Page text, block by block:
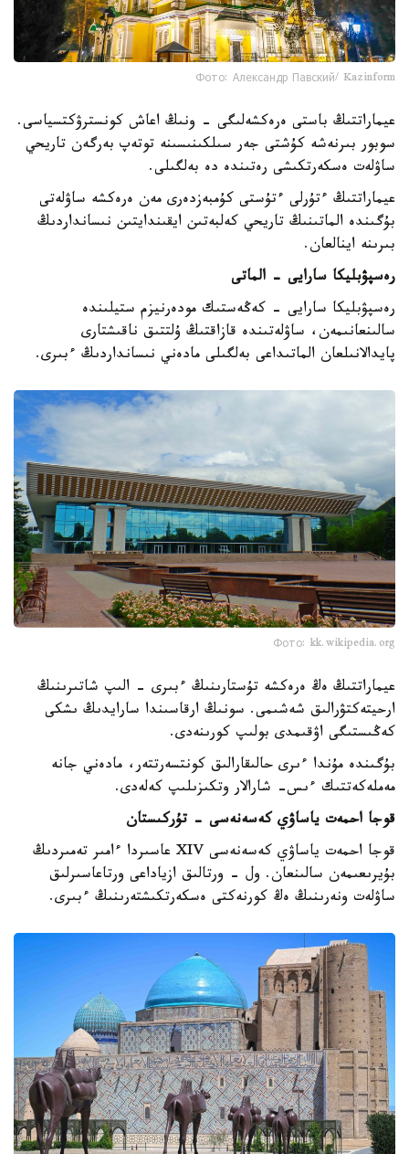
Фото: Александр Павский/ Kazinform
عيماراتتىڭ باستى ەرەكشەلىگى - ونىڭ اعاش كونسترۋكتسياسى.
سوبور بىرنەشە كۇشتى جەر سىلكىنىسىنە توتەپ بەرگەن تاريحي
ساۋلەت ەسكەرتكىشى رەتىندە دە بەلگىلى.
عيماراتتىڭ ءتۇرلى ءتۇستى كۇمبەزدەرى مەن ەرەكشە ساۋلەتى
بۇگىندە الماتىنىڭ تاريحي كەلبەتىن ايقىندايتىن نىسانداردىڭ
بىرىنە اينالعان.
رەسپۋبليكا سارايى - الماتى
رەسپۋبليكا سارايى - كەڭەستىك مودەرنيزم ستيلىندە
سالىنعانىمەن، ساۋلەتىندە قازاقتىڭ ۇلتتىق ناقىشتارى
پايدالانىلعان الماتىداعى بەلگىلى مادەني نىسانداردىڭ ءبىرى.
Фото: kk.wikipedia.org
عيماراتتىڭ ەڭ ەرەكشە تۇستارىنىڭ ءبىرى - الىپ شاتىرىنىڭ
ارحيتەكتۋرالىق شەشىمى. سونىڭ ارقاسىندا سارايدىڭ ىشكى
كەڭىستىگى اۋقىمدى بولىپ كورىنەدى.
بۇگىندە مۇندا ءىرى حالىقارالىق كونتسەرتتەر، مادەني جانە
مەملەكەتتىك ءىس- شارالار وتكىزىلىپ كەلەدى.
قوجا احمەت ياساۋي كەسەنەسى - تۇركىستان
قوجا احمەت ياساۋي كەسەنەسى XIV عاسىردا ءامىر تەمىردىڭ
بۇيرىعىمەن سالىنعان. ول - ورتالىق ازياداعى ورتاعاسىرلىق
ساۋلەت ونەرىنىڭ ەڭ كورنەكتى ەسكەرتكىشتەرىنىڭ ءبىرى.